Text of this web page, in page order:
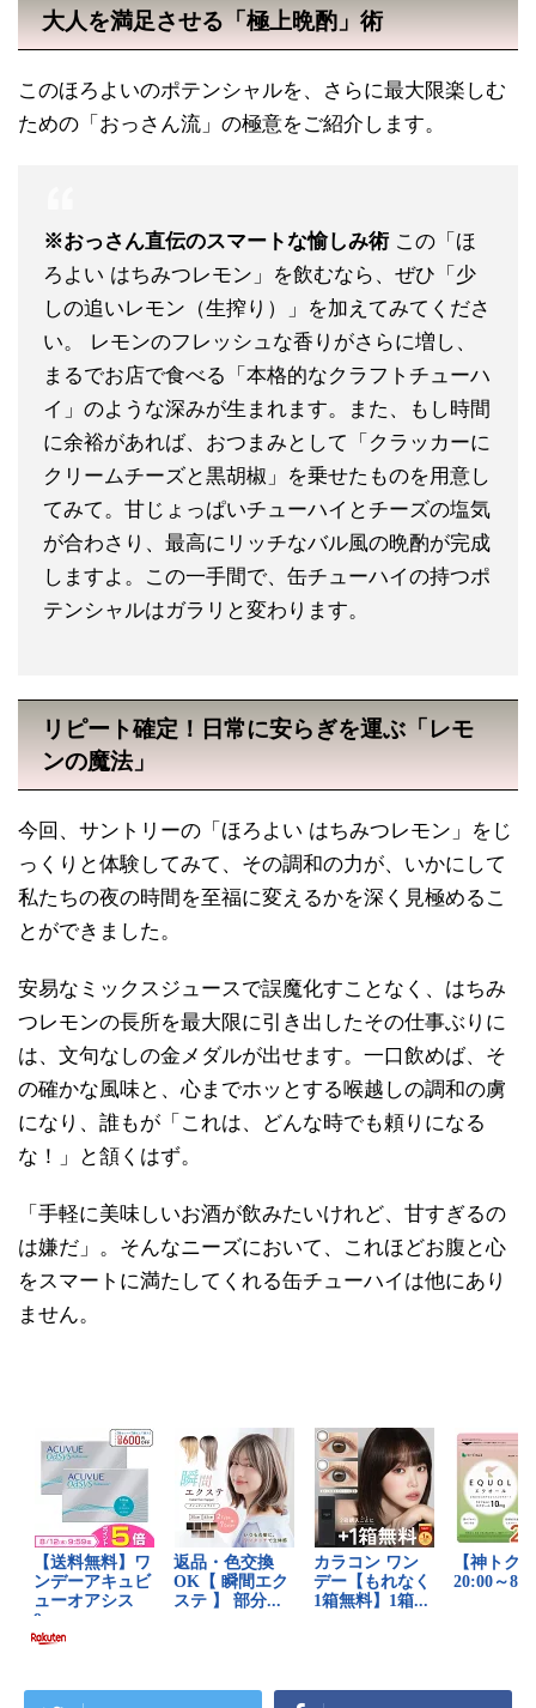
大人を満足させる「極上晩酌」術
このほろよいのポテンシャルを、さらに最大限楽しむ
ための「おっさん流」の極意をご紹介します。
※おっさん直伝のスマートな愉しみ術この「ほ
ろよい はちみつレモン」を飲むなら、ぜひ「少
しの追いレモン（生搾り）」を加えてみてくださ
い。 レモンのフレッシュな香りがさらに増し、
まるでお店で食べる「本格的なクラフトチューハ
イ」のような深みが生まれます。また、もし時間
に余裕があれば、おつまみとして「クラッカーに
クリームチーズと黒胡椒」を乗せたものを用意し
てみて。甘じょっぱいチューハイとチーズの塩気
が合わさり、最高にリッチなバル風の晩酌が完成
しますよ。この一手間で、缶チューハイの持つポ
テンシャルはガラリと変わります。
リピート確定！日常に安らぎを運ぶ「レモ
ンの魔法」
今回、サントリーの「ほろよい はちみつレモン」をじ
っくりと体験してみて、その調和の力が、いかにして
私たちの夜の時間を至福に変えるかを深く見極めるこ
とができました。
安易なミックスジュースで誤魔化すことなく、はちみ
つレモンの長所を最大限に引き出したその仕事ぶりに
は、文句なしの金メダルが出せます。一口飲めば、そ
の確かな風味と、心までホッとする喉越しの調和の虜
になり、誰もが「これは、どんな時でも頼りになる
な！」と頷くはず。
「手軽に美味しいお酒が飲みたいけれど、甘すぎるの
は嫌だ」。そんなニーズにおいて、これほどお腹と心
をスマートに満たしてくれる缶チューハイは他にあり
ません。